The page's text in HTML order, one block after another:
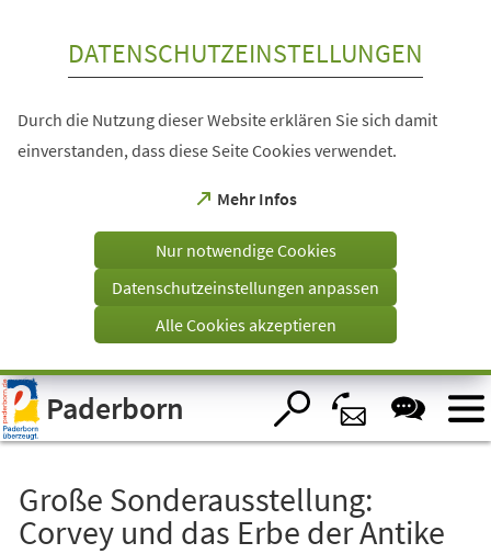
Visuelle
Assistenzsoftware
öffnen.
DATENSCHUTZEINSTELLUNGEN
Durch die Nutzung dieser Website erklären Sie sich damit
einverstanden, dass diese Seite Cookies verwendet.
Mehr Infos
(Öffnet
einem
Tab)
Nur notwendige Cookies
Datenschutzeinstellungen anpassen
Alle Cookies akzeptieren
Paderborn
Große Sonderausstellung:
Corvey und das Erbe der Antike